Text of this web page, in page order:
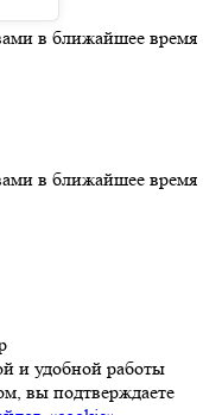
в ближайшее время
в ближайшее время
и удобной работы
вы подтверждаете